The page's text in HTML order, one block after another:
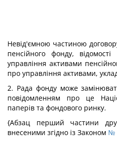
Невід'ємною частиною
пенсійного фонду,
управління активами
про управління активами,
2. Рада фонду може
повідомленням про це
паперів та фондового ринку.
{Абзац перший частини
внесеними згідно із Законом №